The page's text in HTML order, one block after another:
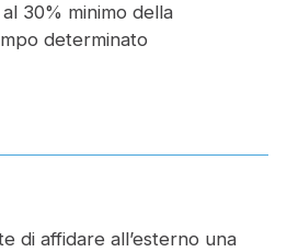
30% minimo della
determinato
di affidare all’esterno una